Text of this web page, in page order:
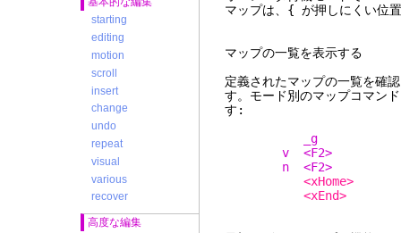
starting
editing
motion
scroll
insert
change
undo
repeat
visual
various
recover
高度な編集
マップは、{ が押しにくい位
マップの一覧を表示する
定義されたマップの一覧を確
す。モード別のマップコマン
す:
_g :call
v <F2> :s/^/>
n <F2> :.,$s/
<xHome>
<xEnd>